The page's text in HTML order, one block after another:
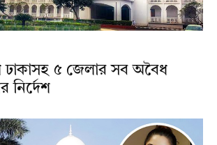
ঢাকাসহ ৫ জেলার সব অবৈধ
নির্দেশ